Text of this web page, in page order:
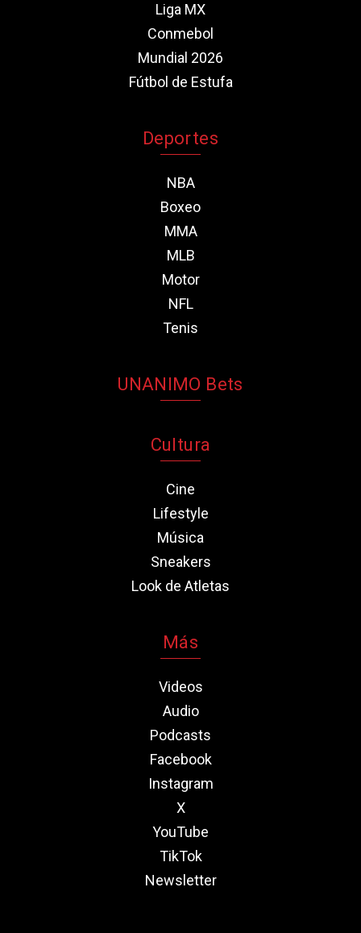
Liga MX
Conmebol
Mundial 2026
Fútbol de Estufa
Deportes
NBA
Boxeo
MMA
MLB
Motor
NFL
Tenis
UNANIMO Bets
Cultura
Cine
Lifestyle
Música
Sneakers
Look de Atletas
Más
Videos
Audio
Podcasts
Facebook
Instagram
X
YouTube
TikTok
Newsletter